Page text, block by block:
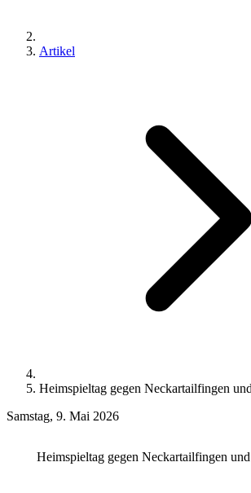
Artikel
Heimspieltag gegen Neckartailfingen
Samstag, 9. Mai 2026
Heimspieltag gegen Neckartailfingen